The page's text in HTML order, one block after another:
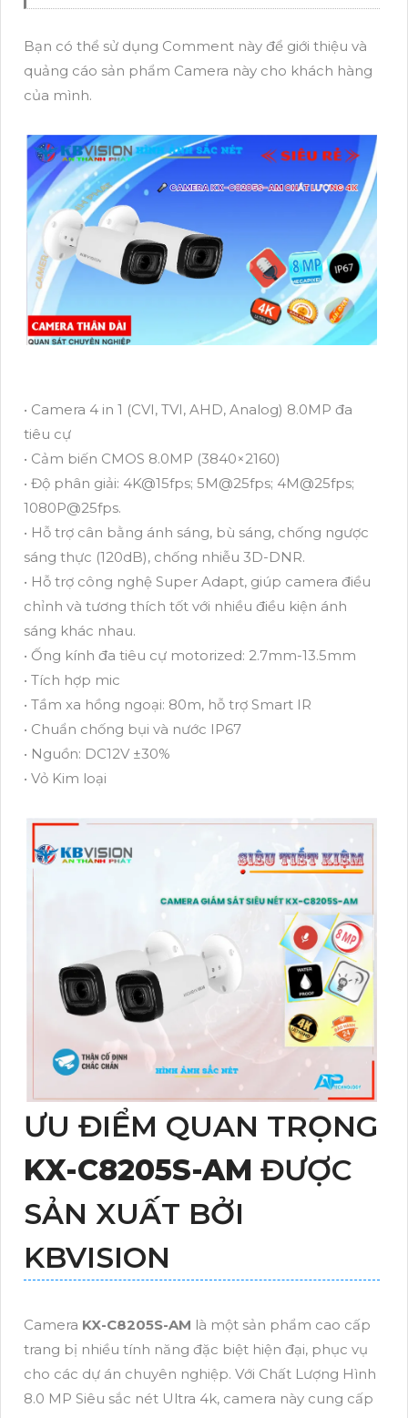
Bạn có thể sử dụng Comment này để giới thiệu và
quảng cáo sản phẩm Camera này cho khách hàng
của mình.
• Camera 4 in 1 (CVI, TVI, AHD, Analog) 8.0MP đa
tiêu cự
• Cảm biến CMOS 8.0MP (3840×2160)
• Độ phân giải: 4K@15fps; 5M@25fps; 4M@25fps;
1080P@25fps.
• Hỗ trợ cân bằng ánh sáng, bù sáng, chống ngược
sáng thực (120dB), chống nhiễu 3D-DNR.
• Hỗ trợ công nghệ Super Adapt, giúp camera điều
chỉnh và tương thích tốt với nhiều điều kiện ánh
sáng khác nhau.
• Ống kính đa tiêu cự motorized: 2.7mm-13.5mm
• Tích hợp mic
• Tầm xa hồng ngoại: 80m, hỗ trợ Smart IR
• Chuẩn chống bụi và nước IP67
• Nguồn: DC12V ±30%
• Vỏ Kim loại
ƯU ĐIỂM QUAN TRỌNG
KX-C8205S-AM ĐƯỢC
SẢN XUẤT BỞI
KBVISION
Camera KX-C8205S-AM là một sản phẩm cao cấp
trang bị nhiều tính năng đặc biệt hiện đại, phục vụ
cho các dự án chuyên nghiệp. Với Chất Lượng Hình
8.0 MP Siêu sắc nét Ultra 4k, camera này cung cấp